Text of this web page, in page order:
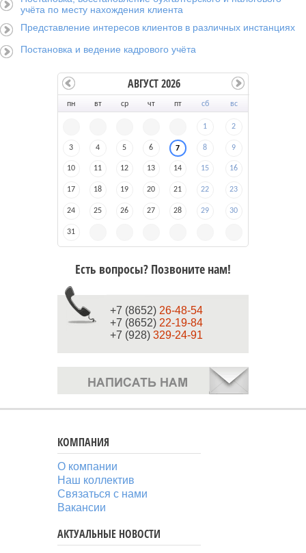
учёта по месту нахождения клиента
Представление интересов клиентов в различных инстанциях
Постановка и ведение кадрового учёта
пн вт ср чт пт сб вс
1 2
3 4 5 6 7 8 9
10 11 12 13 14 15 16
17 18 19 20 21 22 23
24 25 26 27 28 29 30
31
АВГУСТ 2026
Есть вопросы? Позвоните нам!
+7 (8652) 26-48-54
+7 (8652) 22-19-84
+7 (928) 329-24-91
КОМПАНИЯ
О компании
Наш коллектив
Связаться с нами
Вакансии
АКТУАЛЬНЫЕ НОВОСТИ